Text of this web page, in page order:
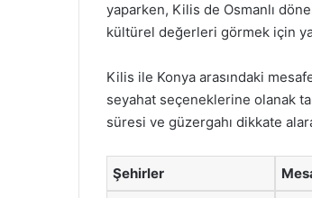
yaparken, Kilis de Osmanlı
kültürel değerleri görmek için
Kilis ile Konya arasındaki
seyahat seçeneklerine olanak
süresi ve güzergahı dikkate
Şehirler